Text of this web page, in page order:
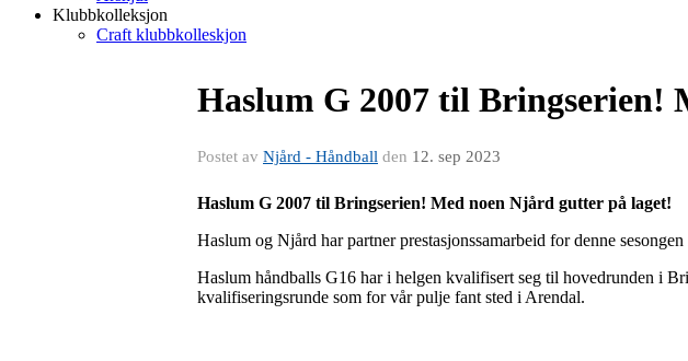
Klubbkolleksjon
Craft klubbkolleskjon
Haslum G 2007 til Bringserien!
Postet av Njård - Håndball den 12. sep 2023
Haslum G 2007 til Bringserien! Med noen Njård gutter på laget!
Haslum og Njård har partner prestasjonssamarbeid for denne
Haslum håndballs G16 har i helgen kvalifisert seg til hovedrunden i
kvalifiseringsrunde som for vår pulje fant sted i Arendal.